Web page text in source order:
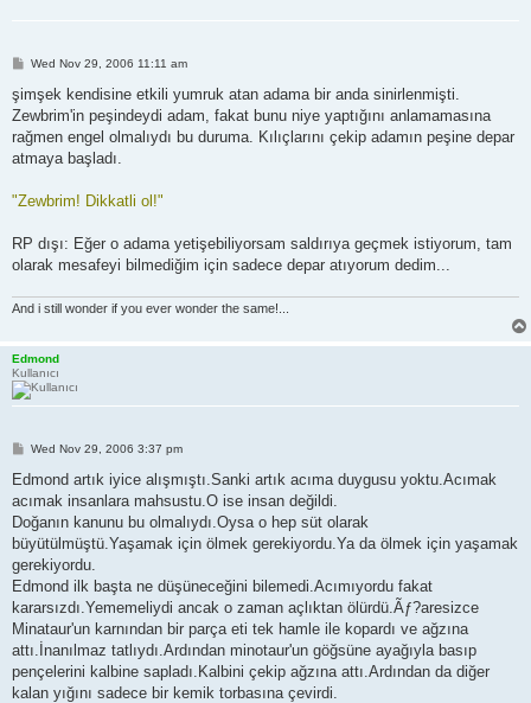
P
s
Wed Nov 29, 2006 11:11 am
şimşek kendisine etkili yumruk atan adama bir anda sinirlenmişti.
Zewbrim'in peşindeydi adam, fakat bunu niye yaptığını anlamamasına
rağmen engel olmalıydı bu duruma. Kılıçlarını çekip adamın peşine depar
atmaya başladı.
"Zewbrim! Dikkatli ol!"
RP dışı: Eğer o adama yetişebiliyorsam saldırıya geçmek istiyorum, tam
olarak mesafeyi bilmediğim için sadece depar atıyorum dedim...
And i still wonder if you ever wonder the same!...
Edmond
Kullanıcı
P
s
Wed Nov 29, 2006 3:37 pm
Edmond artık iyice alışmıştı.Sanki artık acıma duygusu yoktu.Acımak
acımak insanlara mahsustu.O ise insan değildi.
Doğanın kanunu bu olmalıydı.Oysa o hep süt olarak
büyütülmüştü.Yaşamak için ölmek gerekiyordu.Ya da ölmek için yaşamak
gerekiyordu.
Edmond ilk başta ne düşüneceğini bilemedi.Acımıyordu fakat
kararsızdı.Yememeliydi ancak o zaman açlıktan ölürdü.Ãƒ?aresizce
Minataur'un karnından bir parça eti tek hamle ile kopardı ve ağzına
attı.İnanılmaz tatlıydı.Ardından minotaur'un göğsüne ayağıyla basıp
pençelerini kalbine sapladı.Kalbini çekip ağzına attı.Ardından da diğer
kalan yığını sadece bir kemik torbasına çevirdi.